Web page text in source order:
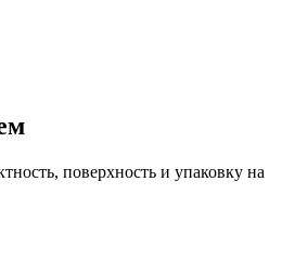
поверхность и упаковку на